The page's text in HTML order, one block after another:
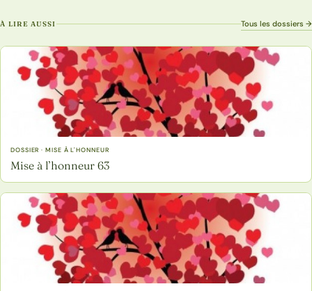
À LIRE AUSSI Tous les dossiers →
DOSSIER · MISE À L'HONNEUR
Mise à l’honneur 63